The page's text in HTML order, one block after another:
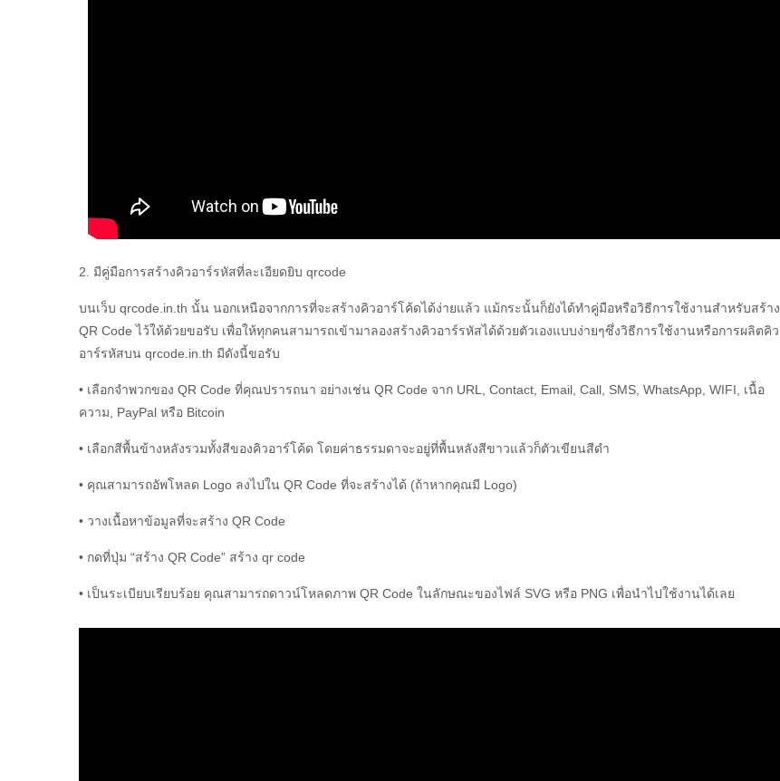
2. มีคู่มือการสร้างคิวอาร์รหัสที่ละเอียดยิบ qrcode
บนเว็บ qrcode.in.th นั้น นอกเหนือจากการที่จะสร้างคิวอาร์โค้ดได้ง่ายแล้ว แม้กระนั้นก็ยังได้ทำคู่มือหรือวิธีการใช้งานสำหรับสร้าง
QR Code ไว้ให้ด้วยขอรับ เพื่อให้ทุกคนสามารถเข้ามาลองสร้างคิวอาร์รหัสได้ด้วยตัวเองแบบง่ายๆซึ่งวิธีการใช้งานหรือการผลิตคิว
อาร์รหัสบน qrcode.in.th มีดังนี้ขอรับ
• เลือกจำพวกของ QR Code ที่คุณปรารถนา อย่างเช่น QR Code จาก URL, Contact, Email, Call, SMS, WhatsApp, WIFI, เนื้อ
ความ, PayPal หรือ Bitcoin
• เลือกสีพื้นข้างหลังรวมทั้งสีของคิวอาร์โค้ด โดยค่าธรรมดาจะอยู่ที่พื้นหลังสีขาวแล้วก็ตัวเขียนสีดำ
• คุณสามารถอัพโหลด Logo ลงไปใน QR Code ที่จะสร้างได้ (ถ้าหากคุณมี Logo)
• วางเนื้อหาข้อมูลที่จะสร้าง QR Code
• กดที่ปุ่ม “สร้าง QR Code” สร้าง qr code
• เป็นระเบียบเรียบร้อย คุณสามารถดาวน์โหลดภาพ QR Code ในลักษณะของไฟล์ SVG หรือ PNG เพื่อนำไปใช้งานได้เลย